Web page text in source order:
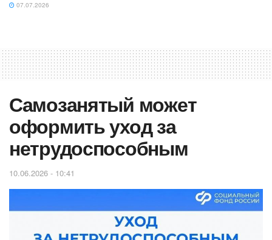
07.07.2026
Самозанятый может
оформить уход за
нетрудоспособным
10.06.2026 - 10:41